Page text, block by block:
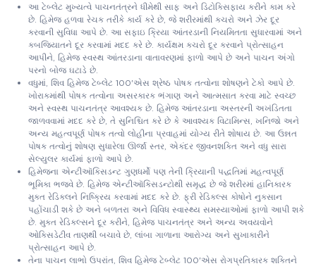
આ ટેબ્લેટ મુખ્યત્વે પાચનતંત્રને ધીમેથી સાફ અને ડિટોક્સિફાય કરીને કામ કરે
છે. હિમેજ હળવા રેચક તરીકે કાર્ય કરે છે, જે શરીરમાંથી કચરો અને ઝેર દૂર
કરવાની સુવિધા આપે છે. આ સફાઇ ક્રિયા આંતરડાની નિયમિતતા સુધારવામાં અને
કબજિયાતને દૂર કરવામાં મદદ કરે છે. કાર્યક્ષમ કચરો દૂર કરવાને પ્રોત્સાહન
આપીને, હિમેજ સ્વસ્થ આંતરડાના વાતાવરણમાં ફાળો આપે છે અને પાચન અંગો
પરનો બોજ ઘટાડે છે.
વધુમાં, શિવ હિમેજ ટેબ્લેટ 100'એસ શ્રેષ્ઠ પોષક તત્વોના શોષણને ટેકો આપે છે.
ખોરાકમાંથી પોષક તત્વોના અસરકારક ભંગાણ અને આત્મસાત કરવા માટે સ્વચ્છ
અને સ્વસ્થ પાચનતંત્ર આવશ્યક છે. હિમેજ આંતરડાના અસ્તરની અખંડિતતા
જાળવવામાં મદદ કરે છે, તે સુનિશ્ચિત કરે છે કે આવશ્યક વિટામિન્સ, ખનિજો અને
અન્ય મહત્વપૂર્ણ પોષક તત્વો લોહીના પ્રવાહમાં યોગ્ય રીતે શોષાય છે. આ ઉન્નત
પોષક તત્વોનું શોષણ સુધારેલા ઊર્જા સ્તર, એકંદર જીવનશક્તિ અને વધુ સારા
સેલ્યુલર કાર્યમાં ફાળો આપે છે.
હિમેજના એન્ટીઑકિસડન્ટ ગુણધર્મો પણ તેની ક્રિયાની પદ્ધતિમાં મહત્વપૂર્ણ
ભૂમિકા ભજવે છે. હિમેજ એન્ટીઑકિસડન્ટોથી સમૃદ્ધ છે જે શરીરમાં હાનિકારક
મુક્ત રેડિકલને નિષ્ક્રિય કરવામાં મદદ કરે છે. ફ્રી રેડિકલ્સ કોષોને નુકસાન
પહોંચાડી શકે છે અને બળતરા અને વિવિધ સ્વાસ્થ્ય સમસ્યાઓમાં ફાળો આપી શકે
છે. મુક્ત રેડિકલ્સને દૂર કરીને, હિમેજ પાચનતંત્ર અને અન્ય અવયવોને
ઓક્સિડેટીવ તાણથી બચાવે છે, લાંબા ગાળાના આરોગ્ય અને સુખાકારીને
પ્રોત્સાહન આપે છે.
તેના પાચન લાભો ઉપરાંત, શિવ હિમેજ ટેબ્લેટ 100'એસ રોગપ્રતિકારક શક્તિને